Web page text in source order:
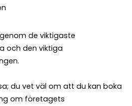
de viktigaste
och den viktiga
du vet väl om att du kan boka
om företagets